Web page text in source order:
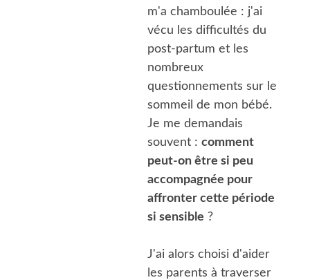
m'a chamboulée : j'ai
vécu les difficultés du
post-partum et les
nombreux
questionnements sur le
sommeil de mon bébé.
Je me demandais
souvent : comment
peut-on être si peu
accompagnée pour
affronter cette période
si sensible ?
J'ai alors choisi d'aider
les parents à traverser